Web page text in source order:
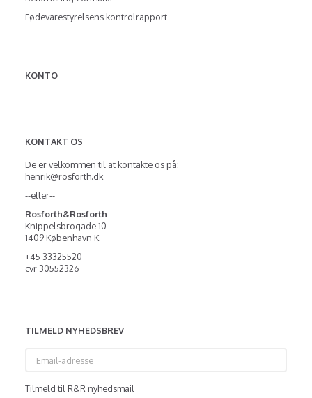
Fødevarestyrelsens kontrolrapport
KONTO
KONTAKT OS
De er velkommen til at kontakte os på:
henrik@rosforth.dk
--eller--
Rosforth&Rosforth
Knippelsbrogade 10
1409 København K
+45 33325520
cvr 30552326
TILMELD NYHEDSBREV
adresse
Tilmeld til R&R nyhedsmail